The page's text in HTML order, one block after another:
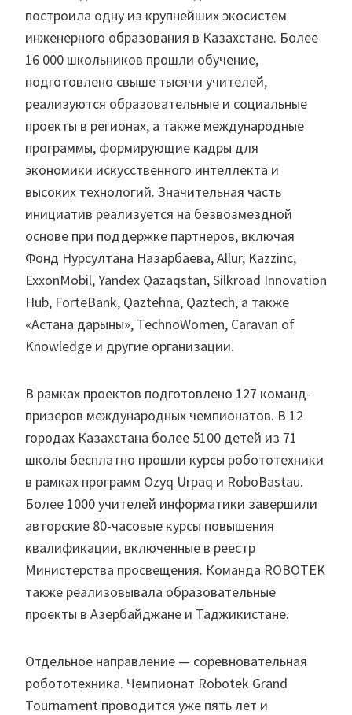
построила одну из крупнейших экосистем
инженерного образования в Казахстане. Более
16 000 школьников прошли обучение,
подготовлено свыше тысячи учителей,
реализуются образовательные и социальные
проекты в регионах, а также международные
программы, формирующие кадры для
экономики искусственного интеллекта и
высоких технологий. Значительная часть
инициатив реализуется на безвозмездной
основе при поддержке партнеров, включая
Фонд Нурсултана Назарбаева, Allur, Kazzinc,
ExxonMobil, Yandex Qazaqstan, Silkroad Innovation
Hub, ForteBank, Qaztehna, Qaztech, а также
«Астана дарыны», TechnoWomen, Caravan of
Knowledge и другие организации.
В рамках проектов подготовлено 127 команд-
призеров международных чемпионатов. В 12
городах Казахстана более 5100 детей из 71
школы бесплатно прошли курсы робототехники
в рамках программ Ozyq Urpaq и RoboBastau.
Более 1000 учителей информатики завершили
авторские 80-часовые курсы повышения
квалификации, включенные в реестр
Министерства просвещения. Команда ROBOTEK
также реализовывала образовательные
проекты в Азербайджане и Таджикистане.
Отдельное направление — соревновательная
робототехника. Чемпионат Robotek Grand
Tournament проводится уже пять лет и